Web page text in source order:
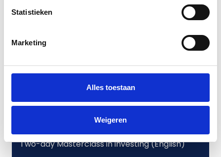
Statistieken
Marketing
Alles toestaan
Weigeren
📍 Online
Registration is open until 15 September
Bekijk deze activiteiten ook
Two-day Masterclass in investing (English)